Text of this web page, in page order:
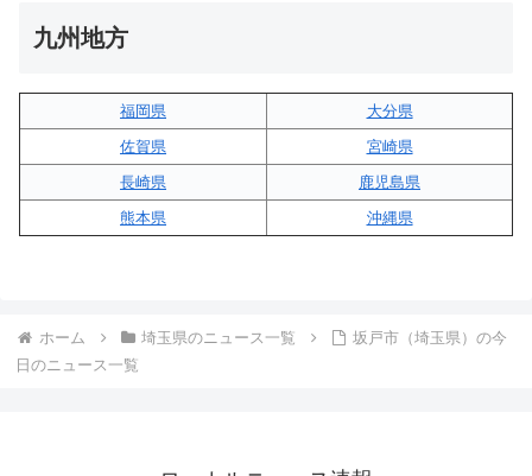
九州地方
福岡県
大分県
佐賀県
宮崎県
長崎県
鹿児島県
熊本県
沖縄県
ホーム 埼玉県のニュース一覧
坂戸市（埼玉県）の今
日のニュース一覧